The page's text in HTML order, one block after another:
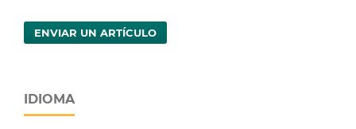
ENVIAR UN ARTÍCULO
IDIOMA